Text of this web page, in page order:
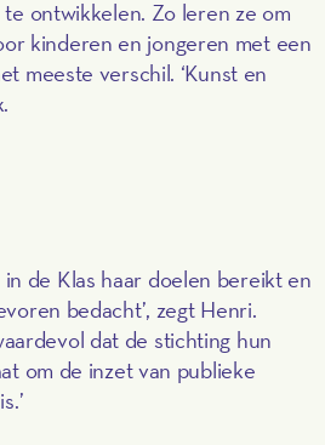
ontwikkelen. Zo leren ze om
kinderen en jongeren met een
meeste verschil. ‘Kunst en
de Klas haar doelen bereikt en
bedacht’, zegt Henri.
dat de stichting hun
om de inzet van publieke